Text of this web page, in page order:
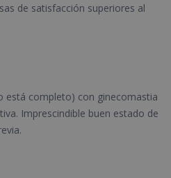
de satisfacción superiores al
está completo) con ginecomastia
Imprescindible buen estado de